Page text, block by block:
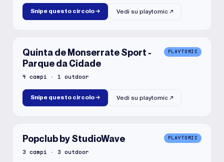
Snipe questo circolo→ Vedi su playtomic ↗
Quinta de Monserrate Sport -
Parque da Cidade
PLAYTOMIC
4 campi · 1 outdoor
Snipe questo circolo→ Vedi su playtomic ↗
Popclub by StudioWave PLAYTOMIC
3 campi · 3 outdoor